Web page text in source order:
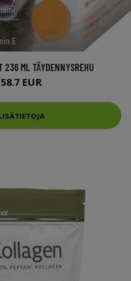
236 ML TÄYDENNYSREHU
58.7 EUR